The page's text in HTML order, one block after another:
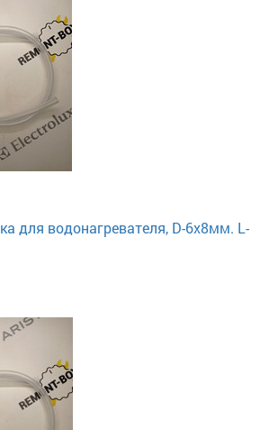
для водонагревателя, D-6х8мм. L-